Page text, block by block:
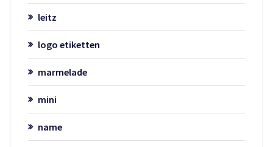
leitz
logo etiketten
marmelade
mini
name